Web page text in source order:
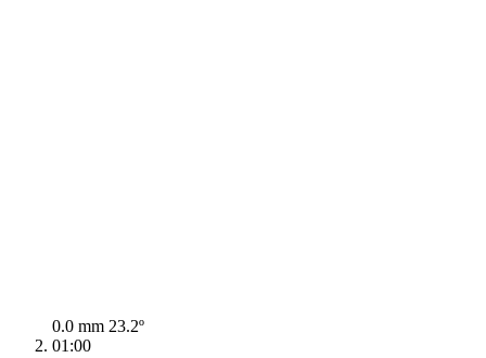
0.0 mm 23.2º
01:00